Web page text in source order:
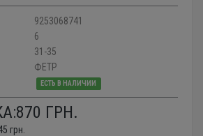
9253068741
6
31-35
ФЕТР
ЕСТЬ В НАЛИЧИИ
870 ГРН.
грн.